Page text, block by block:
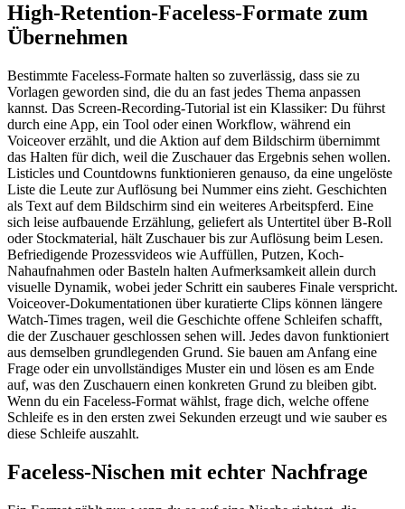
High-Retention-Faceless-Formate zum
Übernehmen
Bestimmte Faceless-Formate halten so zuverlässig, dass sie zu
Vorlagen geworden sind, die du an fast jedes Thema anpassen
kannst. Das Screen-Recording-Tutorial ist ein Klassiker: Du führst
durch eine App, ein Tool oder einen Workflow, während ein
Voiceover erzählt, und die Aktion auf dem Bildschirm übernimmt
das Halten für dich, weil die Zuschauer das Ergebnis sehen wollen.
Listicles und Countdowns funktionieren genauso, da eine ungelöste
Liste die Leute zur Auflösung bei Nummer eins zieht. Geschichten
als Text auf dem Bildschirm sind ein weiteres Arbeitspferd. Eine
sich leise aufbauende Erzählung, geliefert als Untertitel über B-Roll
oder Stockmaterial, hält Zuschauer bis zur Auflösung beim Lesen.
Befriedigende Prozessvideos wie Auffüllen, Putzen, Koch-
Nahaufnahmen oder Basteln halten Aufmerksamkeit allein durch
visuelle Dynamik, wobei jeder Schritt ein sauberes Finale verspricht.
Voiceover-Dokumentationen über kuratierte Clips können längere
Watch-Times tragen, weil die Geschichte offene Schleifen schafft,
die der Zuschauer geschlossen sehen will. Jedes davon funktioniert
aus demselben grundlegenden Grund. Sie bauen am Anfang eine
Frage oder ein unvollständiges Muster ein und lösen es am Ende
auf, was den Zuschauern einen konkreten Grund zu bleiben gibt.
Wenn du ein Faceless-Format wählst, frage dich, welche offene
Schleife es in den ersten zwei Sekunden erzeugt und wie sauber es
diese Schleife auszahlt.
Faceless-Nischen mit echter Nachfrage